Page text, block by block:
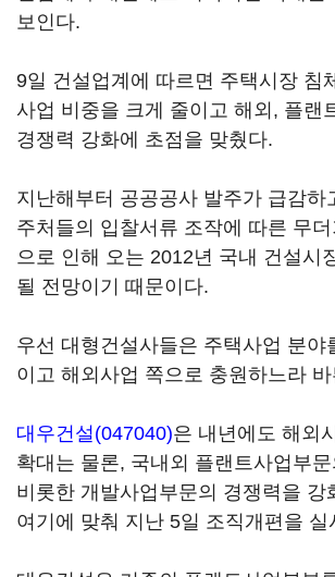
보인다.
9일 건설업계에 따르면 주택시장 침
사업 비중을 크게 줄이고 해외, 플랜
경쟁력 강화에 초점을 맞췄다.
지난해부터 공공공사 발주가 급감하
주처들의 입찰서류 조작에 따른 무
으로 인해 오는 2012년 국내 건설시
될 전망이기 때문이다.
우선 대형건설사들은 주택사업 분야
이고 해외사업 쪽으로 충원하느라
대우건설(047040)은 내년에도 해외
확대는 물론, 국내외 플랜트사업부
비롯한 개발사업부문의 경쟁력을 강
여기에 맞춰 지난 5일 조직개편을 실